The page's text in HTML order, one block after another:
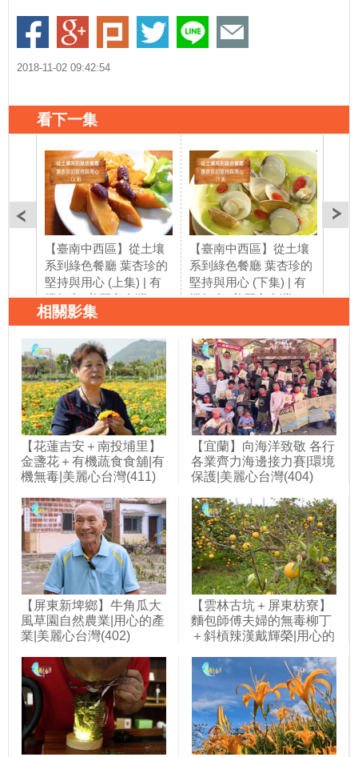
2018-11-02 09:42:54
看下一集
【臺南中西區】從土壤
系到綠色餐廳 葉杏珍的
堅持與用心 (上集) | 有
機無毒 |美麗心台灣
(181)中
【臺南中西區】從土壤
系到綠色餐廳 葉杏珍的
堅持與用心 (下集) | 有
機無毒 |美麗心台灣
台
相關影集
【花蓮吉安＋南投埔里】
金盞花＋有機蔬食食舖|有
機無毒|美麗心台灣(411)
【宜蘭】向海洋致敬 各行
各業齊力海邊接力賽|環境
保護|美麗心台灣(404)
【屏東新埤鄉】牛角瓜大
風草園自然農業|用心的產
業|美麗心台灣(402)
【雲林古坑＋屏東枋寮】
麵包師傅夫婦的無毒柳丁
＋斜槓辣漢戴輝榮|用心的